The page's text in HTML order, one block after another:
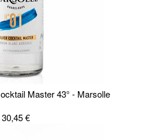
Master 43° - Marsolle
30,45 €